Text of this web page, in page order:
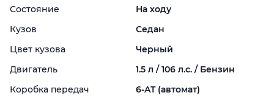
Состояние
На ходу
Кузов
Седан
Цвет кузова
Черный
Двигатель
1.5 л / 106 л.с. / Бензин
Коробка передач
6-AT (автомат)